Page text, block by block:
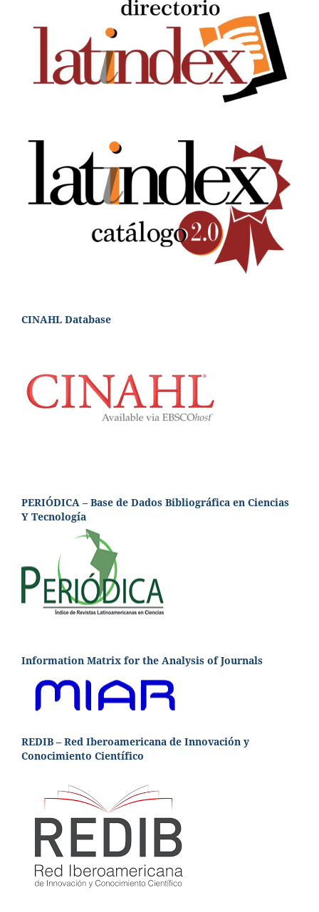
CINAHL Database
PERIÓDICA – Base de Dados Bibliográfica en Ciencias
Y Tecnología
Information Matrix for the Analysis of Journals
REDIB – Red Iberoamericana de Innovación y
Conocimiento Científico